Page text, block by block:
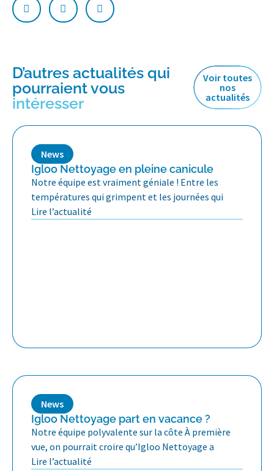
D’autres actualités qui
pourraient vous
intéresser
Voir toutes
nos
actualités
News
Igloo Nettoyage en pleine canicule
Notre équipe est vraiment géniale ! Entre les
températures qui grimpent et les journées qui
Lire l’actualité
News
Igloo Nettoyage part en vacance ?
Notre équipe polyvalente sur la côte À première
vue, on pourrait croire qu’Igloo Nettoyage a
Lire l’actualité